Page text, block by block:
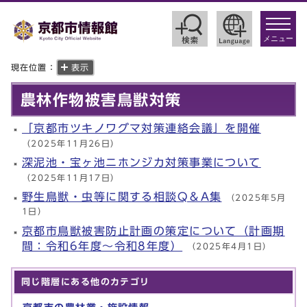
toggle
メニュー
現在位置： 表示
農林作物被害鳥獣対策
「京都市ツキノワグマ対策連絡会議」を開催
（2025年11月26日）
深泥池・宝ヶ池ニホンジカ対策事業について
（2025年11月17日）
野生鳥獣・虫等に関する相談Q＆A集 （2025年5月
1日）
京都市鳥獣被害防止計画の策定について（計画期
間：令和6年度～令和8年度） （2025年4月1日）
同じ階層にある他のカテゴリ